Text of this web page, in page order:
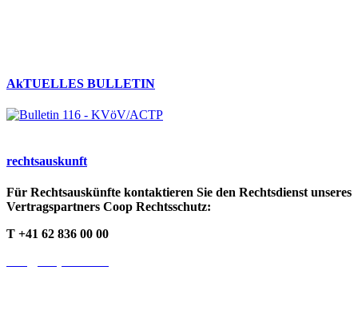
AkTUELLES BULLETIN
rechts­auskunft
Für Rechtsauskünfte kontaktieren Sie den Rechtsdienst unseres
Vertragspartners Coop Rechtsschutz:
T +41 62 836 00 00